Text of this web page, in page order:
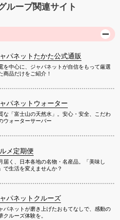
ループ関連サイト
パネットたかた公式通販
を中心に、ジャパネットが自信をもって厳選
商品だけをご紹介！
パネットウォーター
な「富士山の天然水」。安心・安全、こだわ
ウォーターサーバー
メ定期便
届く、日本各地の名物・名産品。「美味し
で生活を変えませんか？
パネットクルーズ
パネットが磨き上げたおもてなしで、感動の
クルーズ体験を。